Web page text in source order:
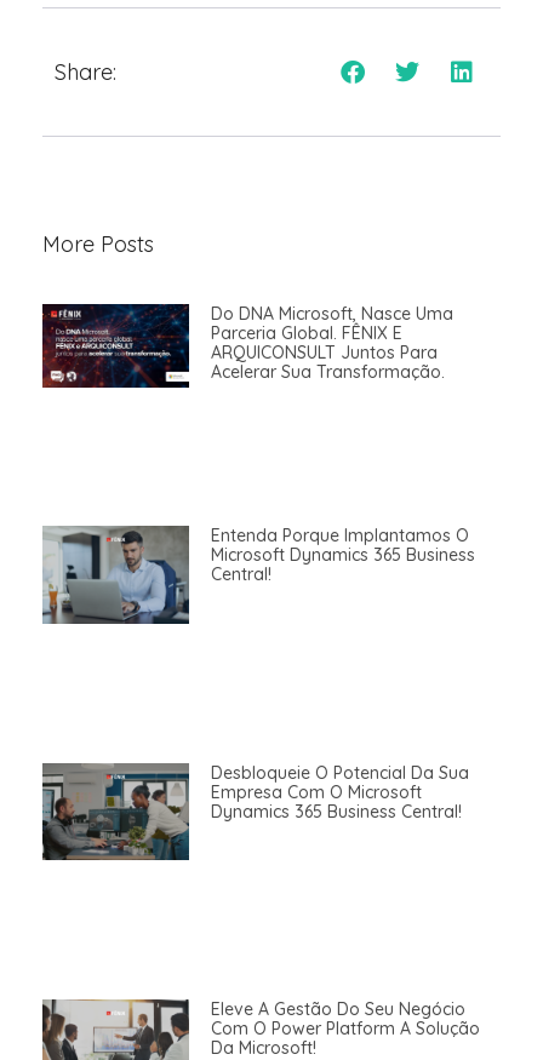
Share:
More Posts
Do DNA Microsoft, Nasce Uma
Parceria Global. FÊNIX E
ARQUICONSULT Juntos Para
Acelerar Sua Transformação.​
Entenda Porque Implantamos O
Microsoft Dynamics 365 Business
Central!
Desbloqueie O Potencial Da Sua
Empresa Com O Microsoft
Dynamics 365 Business Central!
Eleve A Gestão Do Seu Negócio
Com O Power Platform A Solução
Da Microsoft!